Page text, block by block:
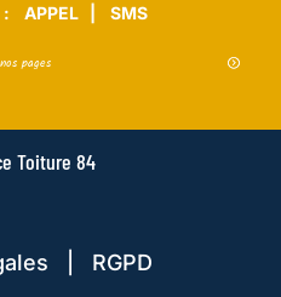
: APPEL SMS
pages
Toiture 84
| RGPD